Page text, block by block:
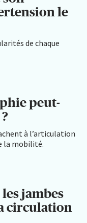
le
de chaque
peut-
à l’articulation
la mobilité.
jambes
circulation